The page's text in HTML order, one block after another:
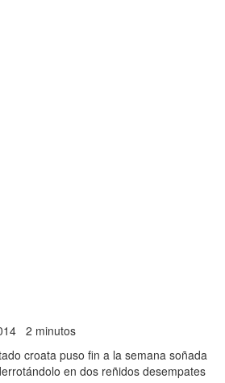
2 minutos
croata puso fin a la semana soñada
en dos reñidos desempates